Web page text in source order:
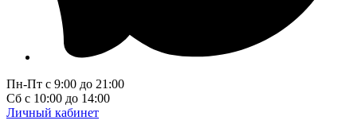
Пн-Пт с 9:00 до 21:00
Сб с 10:00 до 14:00
Личный кабинет